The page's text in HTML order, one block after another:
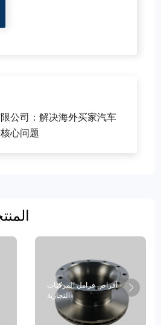
公司：解决海外买家汽车
心问题
أقراص فرامل المركبات
التجارية